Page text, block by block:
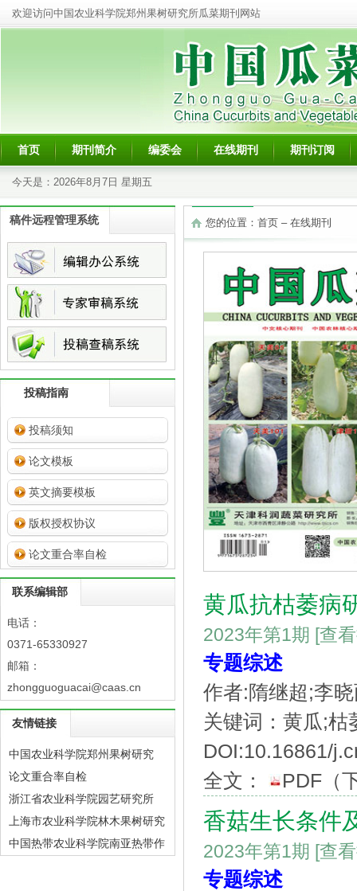
欢迎访问中国农业科学院郑州果树研究所瓜菜期刊网站
首页 期刊简介 编委会 在线期刊 期刊订阅
今天是： 2026年8月7日 星期五
稿件远程管理系统
投稿指南
投稿须知
论文模板
英文摘要模板
版权授权协议
论文重合率自检
联系编辑部
电话：
0371-65330927
邮箱：
zhongguoguacai@caas.cn
友情链接
中国农业科学院郑州果树研究
论文重合率自检
浙江省农业科学院园艺研究所
上海市农业科学院林木果树研究
中国热带农业科学院南亚热带作
您的位置： 首页 – 在线期刊
黄瓜抗枯萎病
2023年第1期 [查
专题综述
作者:隋继超;李
关键词：黄瓜;枯
DOI:10.16861/
全文：
PDF （
香菇生长条件
2023年第1期 [查
专题综述